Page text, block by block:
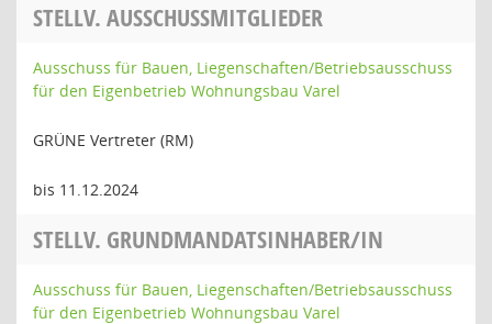
STELLV. AUSSCHUSSMITGLIEDER
Ausschuss für Bauen, Liegenschaften/Betriebsausschuss
für den Eigenbetrieb Wohnungsbau Varel
GRÜNE Vertreter (RM)
bis 11.12.2024
STELLV. GRUNDMANDATSINHABER/IN
Ausschuss für Bauen, Liegenschaften/Betriebsausschuss
für den Eigenbetrieb Wohnungsbau Varel